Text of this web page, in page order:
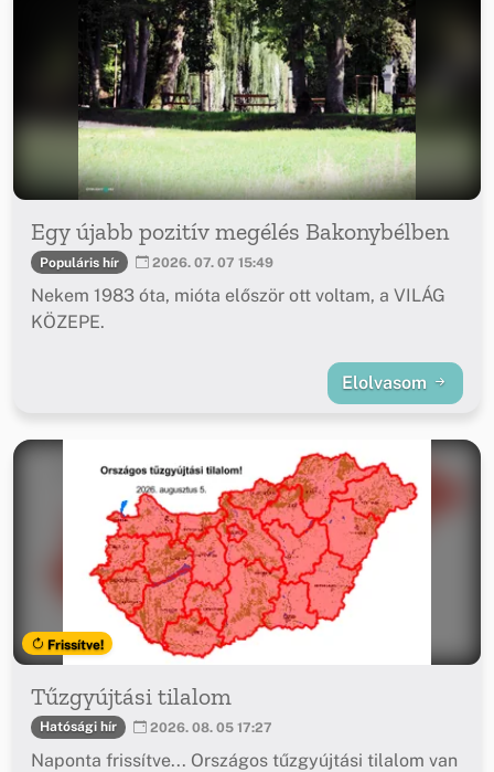
Egy újabb pozitív megélés Bakonybélben
Populáris hír 2026. 07. 07 15:49
Nekem 1983 óta, mióta először ott voltam, a VILÁG
KÖZEPE.
Elolvasom
Frissítve!
Tűzgyújtási tilalom
Hatósági hír 2026. 08. 05 17:27
Naponta frissítve... Országos tűzgyújtási tilalom van